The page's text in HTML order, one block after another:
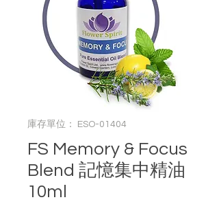
庫存單位： ESO-01404
FS Memory & Focus
Blend 記憶集中精油
10ml